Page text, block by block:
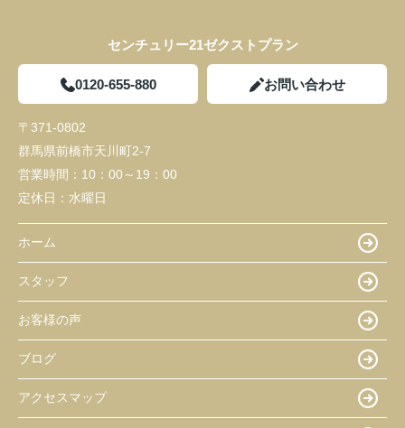
センチュリー21ゼクストプラン
0120-655-880 お問い合わせ
〒371-0802
群馬県前橋市天川町2-7
営業時間： 10：00～19：00
定休日： 水曜日
ホーム
スタッフ
お客様の声
ブログ
アクセスマップ